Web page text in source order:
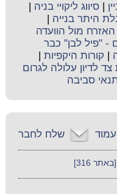
|סיווג ליקויי בניה
היתר בנייה
האזרח מול הוועדה
- "פיל לבן" כבר
קורות היקפיות
לדיון עלולה לגרום
תנאי סביבה
שלח לחבר
[באתר 316]